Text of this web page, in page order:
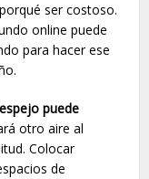
ser costoso.
online puede
para hacer ese
puede
otro aire al
Colocar
de